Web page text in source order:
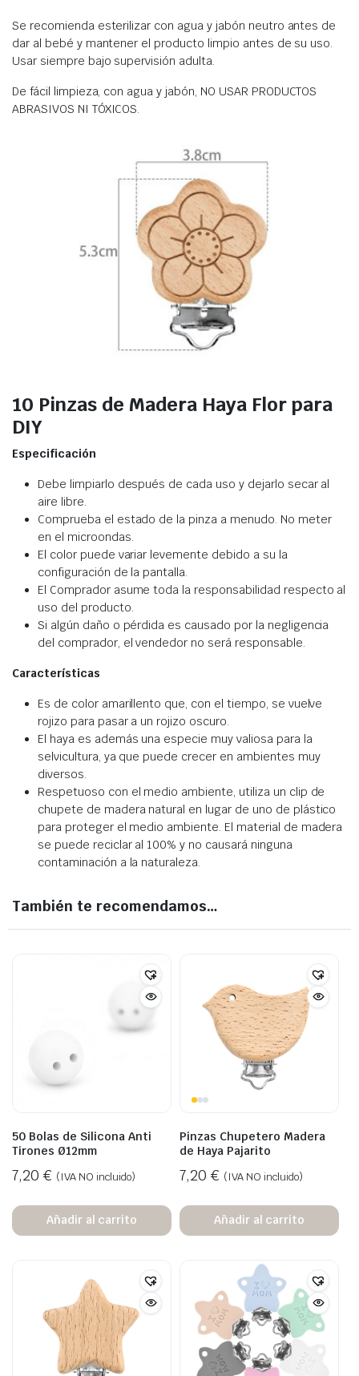
Se recomienda esterilizar con agua y jabón neutro antes de
dar al bebé y mantener el producto limpio antes de su uso.
Usar siempre bajo supervisión adulta.
De fácil limpieza, con agua y jabón, NO USAR PRODUCTOS
ABRASIVOS NI TÓXICOS.
10 Pinzas de Madera Haya Flor para
DIY
Especificación
Debe limpiarlo después de cada uso y dejarlo secar al
aire libre.
Comprueba el estado de la pinza a menudo. No meter
en el microondas.
El color puede variar levemente debido a su la
configuración de la pantalla.
El Comprador asume toda la responsabilidad respecto al
uso del producto.
Si algún daño o pérdida es causado por la negligencia
del comprador, el vendedor no será responsable.
Características
Es de color amarillento que, con el tiempo, se vuelve
rojizo para pasar a un rojizo oscuro.
El haya es además una especie muy valiosa para la
selvicultura, ya que puede crecer en ambientes muy
diversos.
Respetuoso con el medio ambiente, utiliza un clip de
chupete de madera natural en lugar de uno de plástico
para proteger el medio ambiente. El material de madera
se puede reciclar al 100% y no causará ninguna
contaminación a la naturaleza.
También te recomendamos…
50 Bolas de Silicona Anti
Tirones Ø12mm
7,20 € (IVA NO incluido)
Añadir al carrito
Pinzas Chupetero Madera
de Haya Pajarito
7,20 € (IVA NO incluido)
Añadir al carrito